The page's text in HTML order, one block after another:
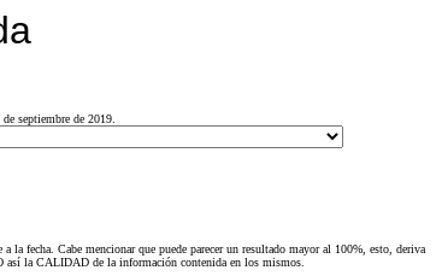
septiembre de 2019.
a la fecha. Cabe mencionar que puede parecer un resultado mayor al 100%, esto, deriva
así la CALIDAD de la información contenida en los mismos.